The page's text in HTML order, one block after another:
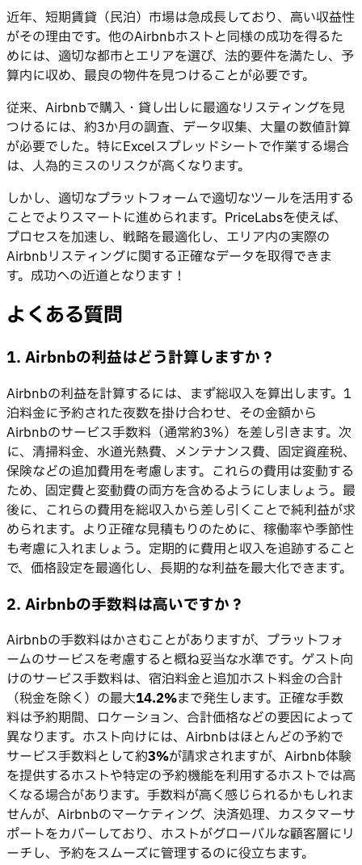
近年、短期賃貸（民泊）市場は急成長しており、高い収益性
がその理由です。他のAirbnbホストと同様の成功を得るた
めには、適切な都市とエリアを選び、法的要件を満たし、予
算内に収め、最良の物件を見つけることが必要です。
従来、Airbnbで購入・貸し出しに最適なリスティングを見
つけるには、約3か月の調査、データ収集、大量の数値計算
が必要でした。特にExcelスプレッドシートで作業する場合
は、人為的ミスのリスクが高くなります。
しかし、適切なプラットフォームで適切なツールを活用する
ことでよりスマートに進められます。PriceLabsを使えば、
プロセスを加速し、戦略を最適化し、エリア内の実際の
Airbnbリスティングに関する正確なデータを取得できま
す。成功への近道となります！
よくある質問
1. Airbnbの利益はどう計算しますか？
Airbnbの利益を計算するには、まず総収入を算出します。1
泊料金に予約された夜数を掛け合わせ、その金額から
Airbnbのサービス手数料（通常約3%）を差し引きます。次
に、清掃料金、水道光熱費、メンテナンス費、固定資産税、
保険などの追加費用を考慮します。これらの費用は変動する
ため、固定費と変動費の両方を含めるようにしましょう。最
後に、これらの費用を総収入から差し引くことで純利益が求
められます。より正確な見積もりのために、稼働率や季節性
も考慮に入れましょう。定期的に費用と収入を追跡すること
で、価格設定を最適化し、長期的な利益を最大化できます。
2. Airbnbの手数料は高いですか？
Airbnbの手数料はかさむことがありますが、プラットフォ
ームのサービスを考慮すると概ね妥当な水準です。ゲスト向
けのサービス手数料は、宿泊料金と追加ホスト料金の合計
（税金を除く）の最大14.2%まで発生します。正確な手数
料は予約期間、ロケーション、合計価格などの要因によって
異なります。ホスト向けには、Airbnbはほとんどの予約で
サービス手数料として約3%が請求されますが、Airbnb体験
を提供するホストや特定の予約機能を利用するホストでは高
くなる場合があります。手数料が高く感じられるかもしれま
せんが、Airbnbのマーケティング、決済処理、カスタマーサ
ポートをカバーしており、ホストがグローバルな顧客層にリ
ーチし、予約をスムーズに管理するのに役立ちます。